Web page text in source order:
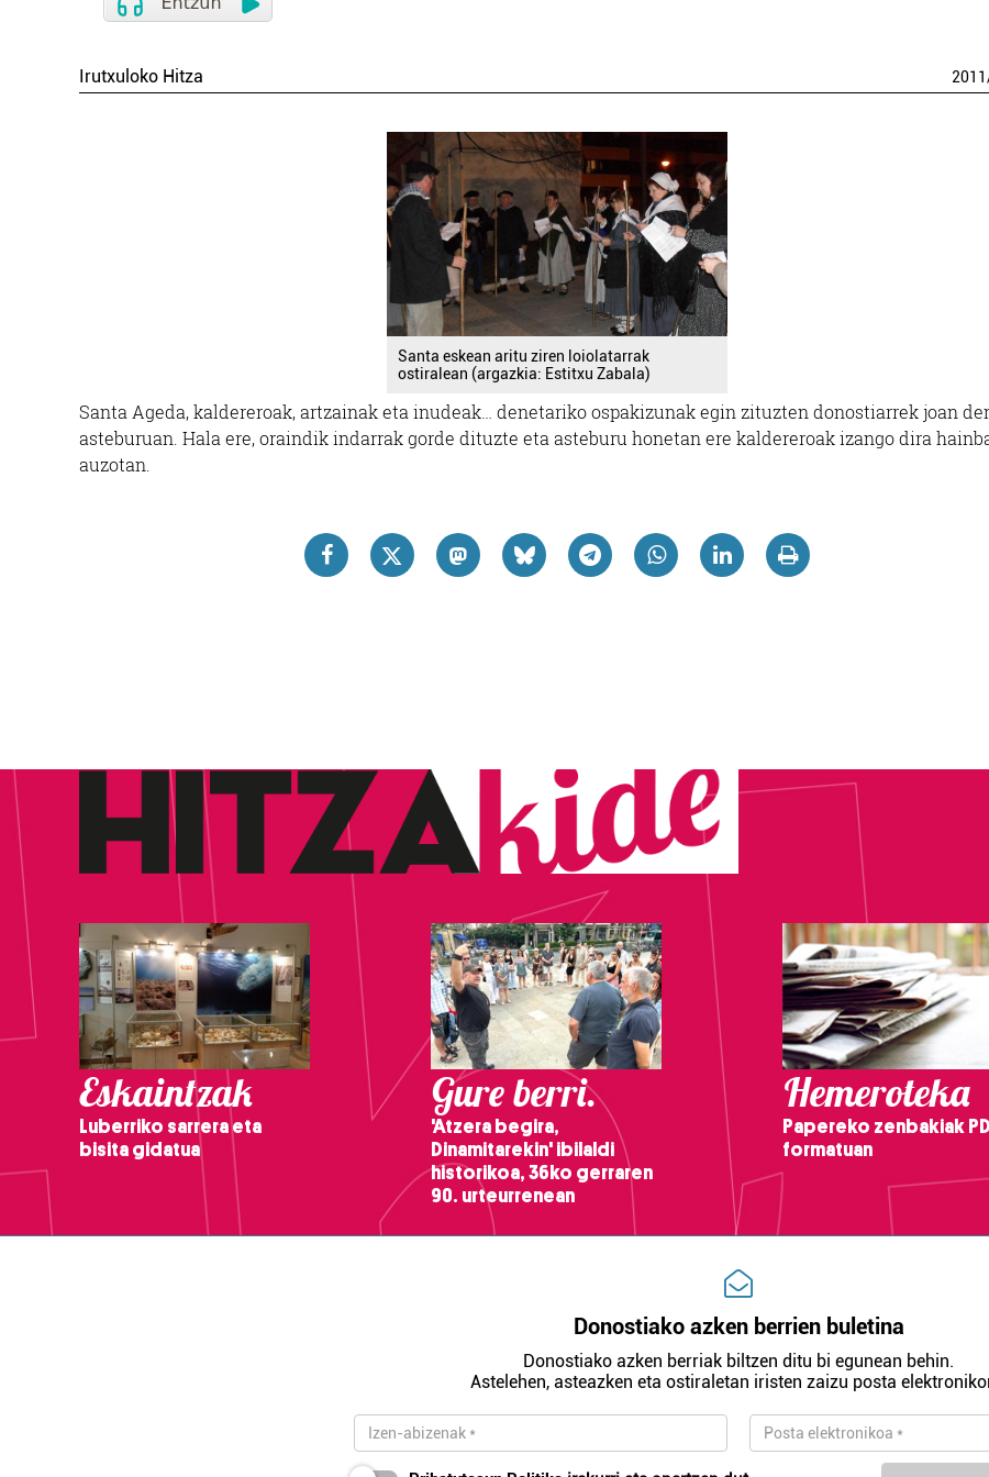
Irutxuloko Hitza 2011
Santa eskean aritu ziren loiolatarrak
ostiralean (argazkia: Estitxu Zabala)
Santa Ageda, kaldereroak, artzainak eta inudeak… denetariko ospakizunak egin zituzten donostiarrek joan
asteburuan. Hala ere, oraindik indarrak gorde dituzte eta asteburu honetan ere kaldereroak izango dira
auzotan.
Eskaintzak
Luberriko sarrera eta
bisita gidatua
Gure berri.
'Atzera begira,
Dinamitarekin' ibilaldi
historikoa, 36ko gerraren
90. urteurrenean
Hemeroteka
Papereko zenbakiak
formatuan
Donostiako azken berrien buletina
Donostiako azken berriak biltzen ditu bi egunean behin.
Astelehen, asteazken eta ostiraletan iristen zaizu posta